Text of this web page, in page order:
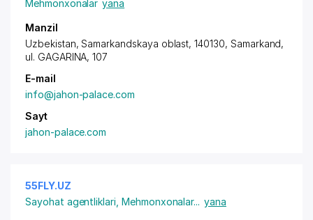
Mehmonxonalar yana
Manzil
Uzbekistan, Samarkandskaya oblast, 140130, Samarkand,
ul. GAGARINA, 107
E-mail
info@jahon-palace.com
Sayt
jahon-palace.com
55FLY.UZ
Sayohat agentliklari Mehmonxonalar... yana